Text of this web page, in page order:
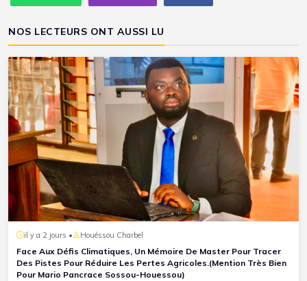
NOS LECTEURS ONT AUSSI LU
il y a 2 jours • Houéssou Charbel
Face Aux Défis Climatiques, Un Mémoire De Master Pour Tracer
Des Pistes Pour Réduire Les Pertes Agricoles.(Mention Très Bien
Pour Mario Pancrace Sossou-Houessou)